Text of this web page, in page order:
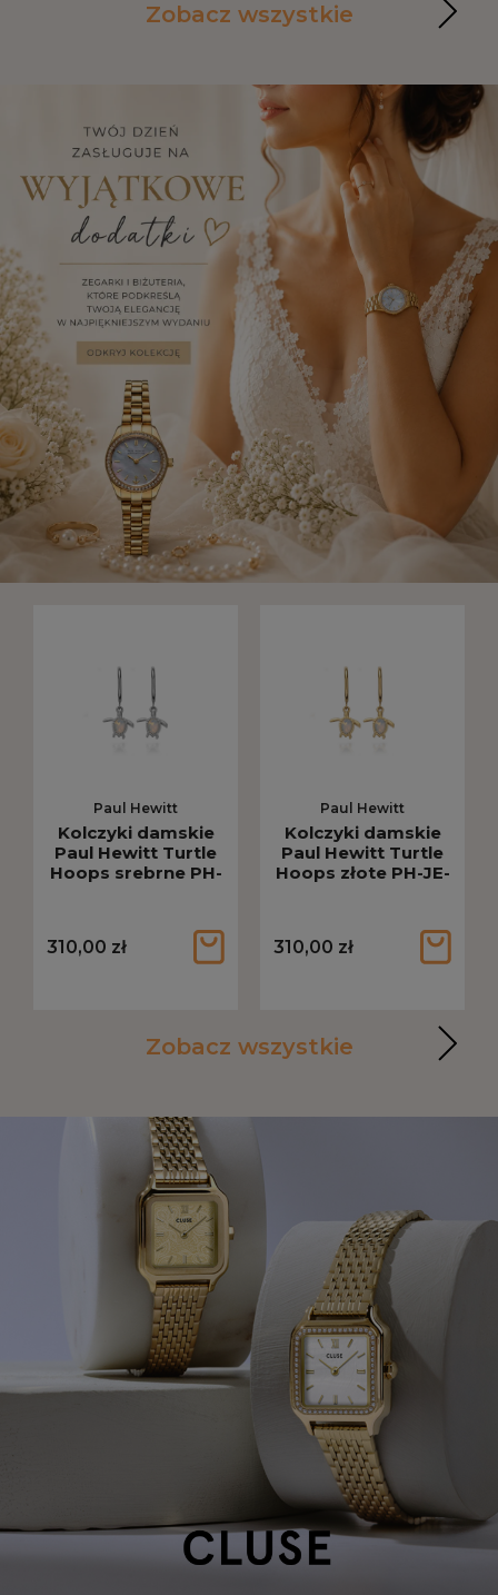
Zobacz wszystkie
Paul Hewitt
Kolczyki damskie
Paul Hewitt Turtle
Hoops srebrne PH-
310,00 zł
Paul Hewitt
Kolczyki damskie
Paul Hewitt Turtle
Hoops złote PH-JE-
310,00 zł
Zobacz wszystkie